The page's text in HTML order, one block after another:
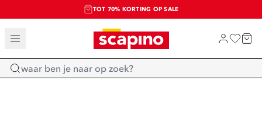
TOT 70% KORTING OP SALE
SALE: LAATSTE KANS!
SHOP NIEUW
Home